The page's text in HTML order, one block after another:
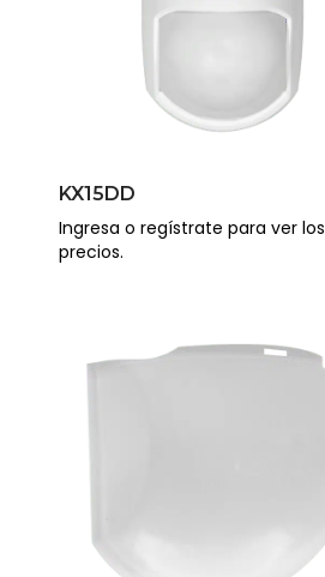
KX15DD
Ingresa o regístrate para ver los
precios.